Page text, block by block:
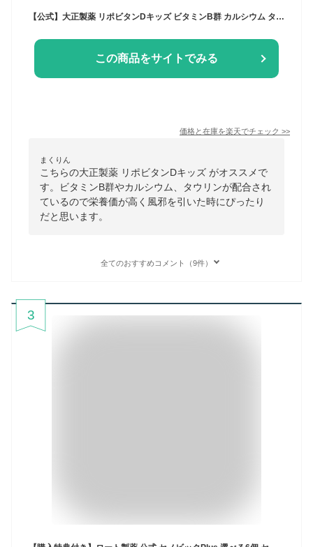
【公式】大正製薬 リポビタンDキッズ ビタミンB群 カルシウム タウリン 50mL 10本 30本 60本 指定医薬部外品
この商品をサイトでみる
価格と在庫を楽天でチェック >>
まくりん
こちらの大正製薬 リポビタンDキッズ がオススメで
す。ビタミンB群やカルシウム、タウリンが配合され
ているので栄養価が高く風邪を引いた時にぴったり
だと思います。
全てのおすすめコメント（9件）
3